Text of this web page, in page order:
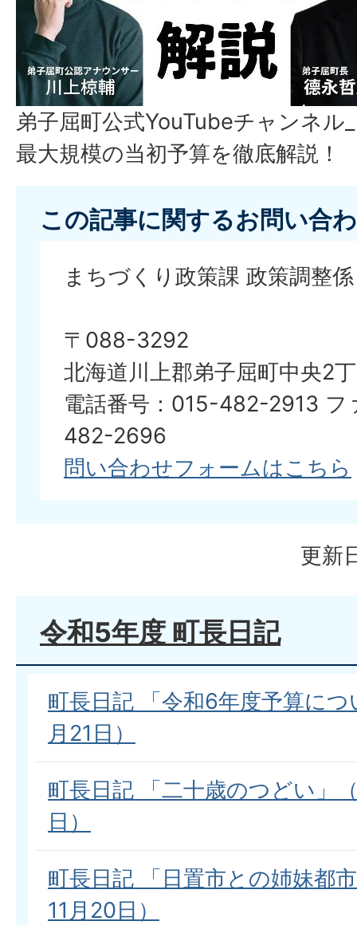
弟子屈町公式YouTubeチャンネル
最大規模の当初予算を徹底解説！
この記事に関するお問い合
まちづくり政策課 政策調整係
〒088-3292
北海道川上郡弟子屈町中央2
電話番号：015-482-2913 フ
482-2696
問い合わせフォームはこちら
更新
令和5年度 町長日記
町長日記 「令和6年度予算に
月21日）
町長日記 「二十歳のつどい」
日）
町長日記 「日置市との姉妹都
11月20日）